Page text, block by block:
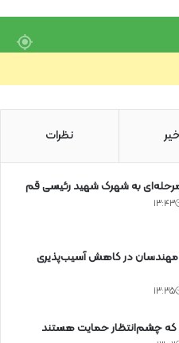
نظرات
مرحله‌ای به شهرک شهید رئیسی قم
در کاهش آسیب‌پذیری
که چشم‌انتظار حمایت هستند